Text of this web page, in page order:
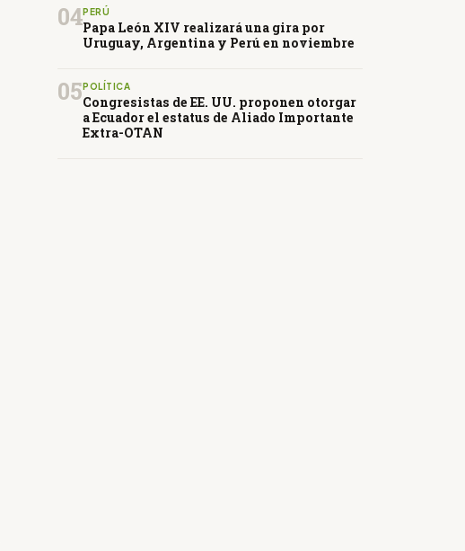
04PERÚ
Papa León XIV realizará una gira por
Uruguay, Argentina y Perú en noviembre
05 POLÍTICA
Congresistas de EE. UU. proponen otorgar
a Ecuador el estatus de Aliado Importante
Extra-OTAN